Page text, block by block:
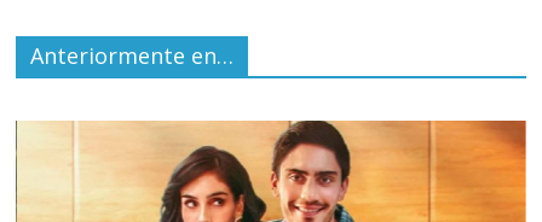
Anteriormente en…